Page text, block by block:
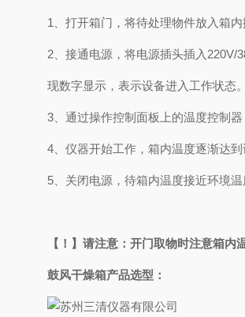
1、打开箱门，将待处理物件放入箱
2、接通电源，将电源插头插入 220V/
现数字显示，表示设备进入工作状态。
3、通过操作控制面板上的温度控制
4、仪器开始工作，箱内温度逐渐达
5、关闭电源，待箱内温度接近环境
【！】请注意：开门取物时注意箱
鼓风干燥箱产品选型：